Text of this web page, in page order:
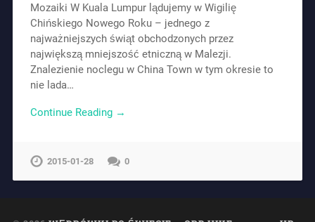
Mozaiki W Kuala Lumpur lądujemy w Wigilię
Chińskiego Nowego Roku – jednego z
najważniejszych świąt obchodzonych przez
największą mniejszość etniczną w Malezji.
Znalezienie noclegu w China Town w tym okresie to
nie lada…
Continue Reading →
2015-01-28 0